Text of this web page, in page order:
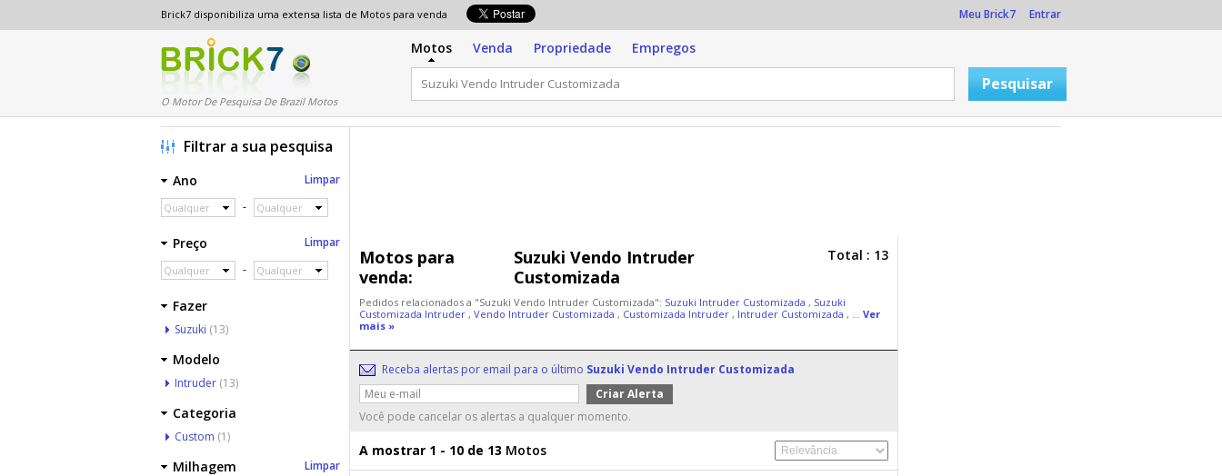
Brick7 disponibiliza uma extensa lista de Motos para venda Meu Brick7 Entrar
O Motor De Pesquisa De Brazil Motos
Motos Venda Propriedade Empregos
Motos para
venda:
Suzuki Vendo Intruder
Customizada
Total : 13
Pedidos relacionados a "Suzuki Vendo Intruder Customizada": Suzuki Intruder Customizada , Suzuki
Customizada Intruder , Vendo Intruder Customizada , Customizada Intruder , Intruder Customizada , ... Ver
mais »
Receba alertas por email para o último Suzuki Vendo Intruder Customizada
Você pode cancelar os alertas a qualquer momento.
A mostrar 1 - 10 de 13 Motos
Filtrar a sua pesquisa
Ano Limpar
Qualquer - Qualquer
Preço Limpar
Qualquer - Qualquer
Fazer
Suzuki (13)
Modelo
Intruder (13)
Categoria
Custom (1)
Milhagem Limpar